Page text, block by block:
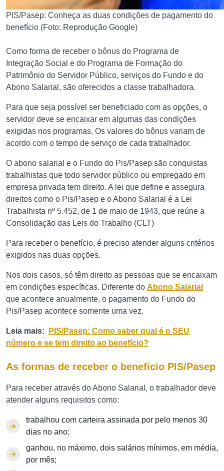
PIS/Pasep: Conheça as duas condições de pagamento do
benefício (Foto: Reprodução Google)
Como forma de receber o bônus do Programa de
Integração Social e do Programa de Formação do
Patrimônio do Servidor Público, serviços do Fundo e do
Abono Salarial, são oferecidos a classe trabalhadora.
Para que seja possível ser beneficiado com as opções, o
servidor deve se encaixar em algumas das condições
exigidas nos programas. Os valores do bônus variam de
acordo com o tempo de serviço de cada trabalhador.
O abono salarial e o Fundo do Pis/Pasep são conquistas
trabalhistas que todo servidor público ou empregado em
empresa privada tem direito. A lei que define e assegura
direitos como o Pis/Pasep e o Abono Salarial é a Lei
Trabalhista nº 5.452, de 1 de maio de 1943, que reúne a
Consolidação das Leis do Trabalho (CLT)
Para receber o benefício, é preciso atender alguns critérios
exigidos nas duas opções.
Nos dois casos, só têm direito as pessoas que se encaixam
em condições específicas. Diferente do Abono Salarial
que acontece anualmente, o pagamento do Fundo do
Pis/Pasep acontece somente uma vez.
Leia mais:
PIS/Pasep: Como saber qual é o SEU
número e se tem direito ao benefício?
As formas de receber o benefício PIS/Pasep
Para receber através do Abono Salarial, o trabalhador deve
atender alguns requisitos como:
trabalhou com carteira assinada por pelo menos 30
dias no ano;
ganhou, no máximo, dois salários mínimos, em média,
por mês;